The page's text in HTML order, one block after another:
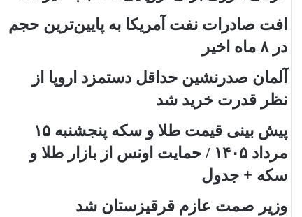
افت صادرات نفت آمریکا به پایین‌ترین حجم
در ۸ ماه اخیر
آلمان صدرنشین حداقل دستمزد اروپا از
نظر قدرت خرید شد
پیش‌ بینی قیمت طلا و سکه پنجشنبه ۱۵
مرداد ۱۴۰۵ / حمایت اونس از بازار طلا و
سکه + جدول
وزیر صمت عازم قرقیزستان شد